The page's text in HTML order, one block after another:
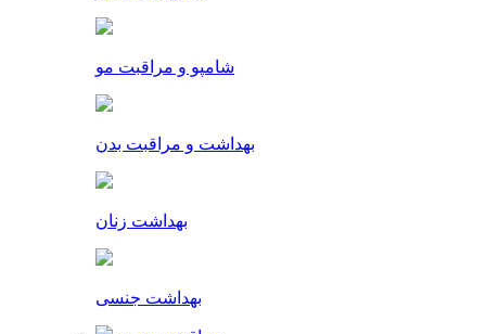
شامپو و مراقبت مو
بهداشت و مراقبت بدن
بهداشت زنان
بهداشت جنسی